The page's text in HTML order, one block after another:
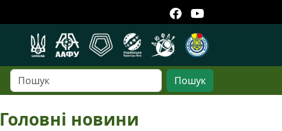
Пошук
Головні новини